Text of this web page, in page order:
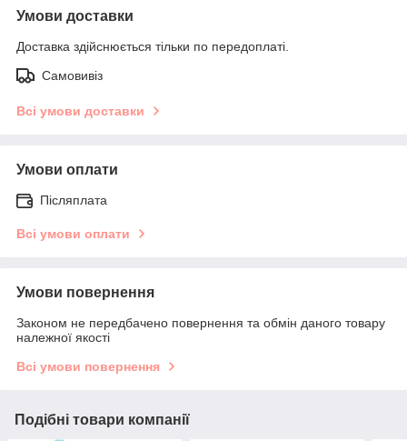
Умови доставки
Доставка здійснюється тільки по передоплаті.
Самовивіз
Всі умови доставки
Умови оплати
Післяплата
Всі умови оплати
Умови повернення
Законом не передбачено повернення та обмін даного товару
належної якості
Всі умови повернення
Подібні товари компанії